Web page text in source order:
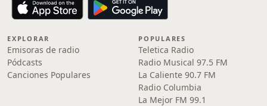
EXPLORAR
Emisoras de radio
Pódcasts
Canciones Populares
POPULARES
Teletica Radio
Radio Musical 97.5 FM
La Caliente 90.7 FM
Radio Columbia
La Mejor FM 99.1